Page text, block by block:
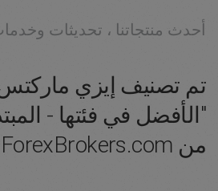
أحدث منتجاتنا ، تحديثات
تم تصنيف إيزي
"الأفضل في فئتها -
من ForexBrokers.com